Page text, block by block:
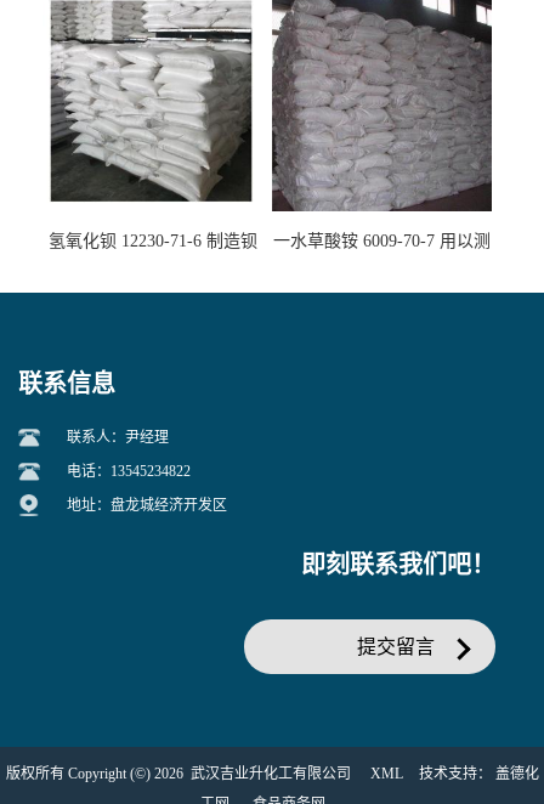
氢氧化钡 12230-71-6 制造钡
一水草酸铵 6009-70-7 用以测
联系信息
联系人：尹经理
电话：13545234822
地址：盘龙城经济开发区
即刻联系我们吧！
提交留言
版权所有 Copyright (©) 2026 武汉吉业升化工有限公司 XML 技术支持： 盖德化